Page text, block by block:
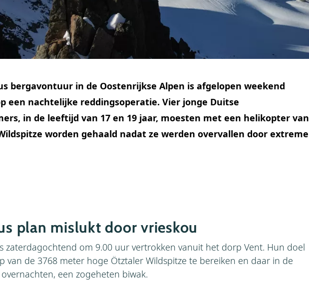
bergavontuur in de Oostenrijkse Alpen is afgelopen weekend
een nachtelijke reddingsoperatie. Vier jonge Duitse
in de leeftijd van 17 en 19 jaar, moesten met een helikopter van
worden gehaald nadat ze werden overvallen door extreme
plan mislukt door vrieskou
zaterdagochtend om 9.00 uur vertrokken vanuit het dorp Vent. Hun doel
van de 3768 meter hoge Ötztaler Wildspitze te bereiken en daar in de
een zogeheten biwak.